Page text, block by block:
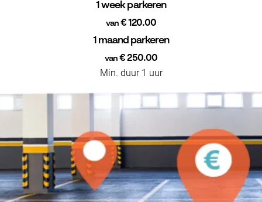
1 week parkeren
van€ 120.00
1 maand parkeren
van € 250.00
Min. duur 1 uur